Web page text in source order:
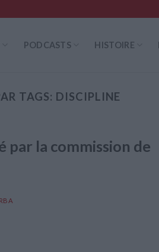
PODCASTS HISTOIRE
TAGS: DISCIPLINE
par la commission de